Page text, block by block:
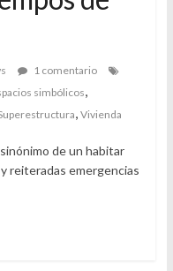
1 comentario
simbólicos,
, Vivienda
de un habitar
reiteradas emergencias